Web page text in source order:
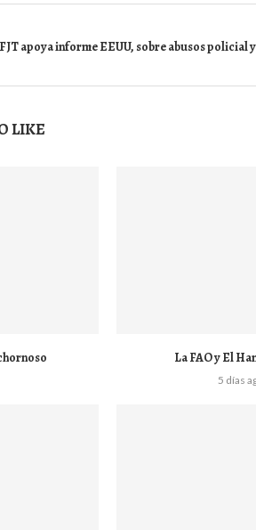
FJT apoya informe EEUU, sobre abusos policial
LIKE
La FAO y El
5 días